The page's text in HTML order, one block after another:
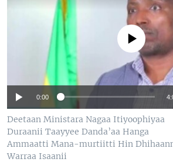
No media source
0:00
Deetaan Ministara Nagaa Itiyoophiyaa
Duraanii Taayyee Danda’aa Hanga
Ammaatti Mana-murtiitti Hin
Warraa Isaanii